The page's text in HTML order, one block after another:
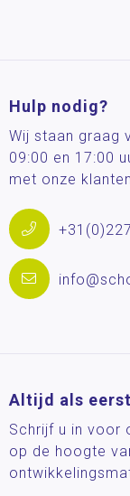
Hulp nodig?
Wij staan graag
09:00 en 17:00
met onze
Altijd als
Schrijf u in voor
op de hoogte